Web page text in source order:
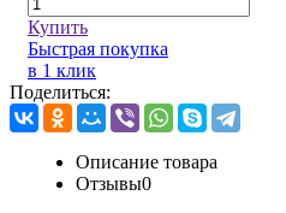
Купить
Быстрая покупка
в 1 клик
Поделиться:
Описание товара
Отзывы0